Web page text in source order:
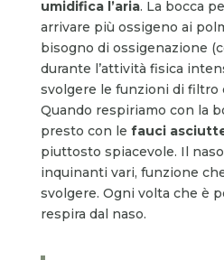
umidifica l’aria. La bocca
arrivare più ossigeno ai
bisogno di ossigenazione
durante l’attività fisica
svolgere le funzioni di filtro
Quando respiriamo con la
presto con le fauci
piuttosto spiacevole. Il
inquinanti vari, funzione
svolgere. Ogni volta che è
respira dal naso.